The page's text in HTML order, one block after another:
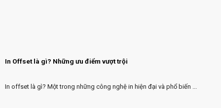
In Offset là gì? Những ưu điểm vượt trội
In offset là gì? Một trong những công nghệ in hiện đại và phổ biến ...